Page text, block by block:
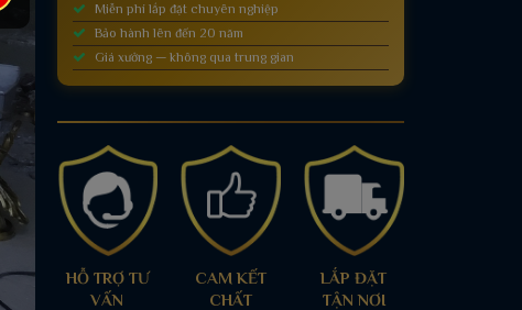
Miễn phí lắp đặt chuyên nghiệp
Bảo hành lên đến 20 năm
Giá xưởng — không qua trung gian
HỖ TRỢ TƯ
VẤN
CAM KẾT
CHẤT
LẮP ĐẶT
TẬN NƠI